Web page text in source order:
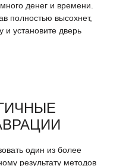
денег и времени.
полностью высохнет,
и установите дверь
один из более
результату методов